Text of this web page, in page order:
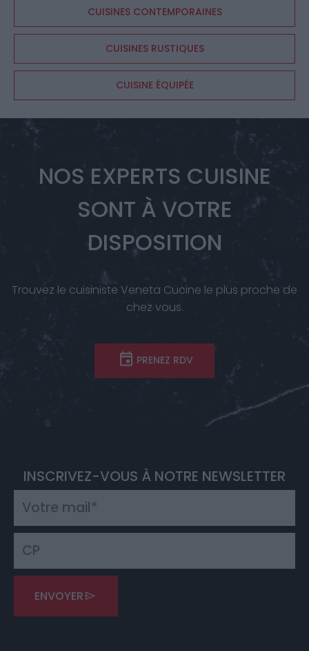
CUISINES CONTEMPORAINES
CUISINES RUSTIQUES
CUISINE ÉQUIPÉE
NOS EXPERTS CUISINE
SONT À VOTRE
DISPOSITION
Trouvez le cuisiniste Veneta Cucine le plus proche de
chez vous.
PRENEZ RDV
INSCRIVEZ-VOUS À NOTRE NEWSLETTER
ENVOYER